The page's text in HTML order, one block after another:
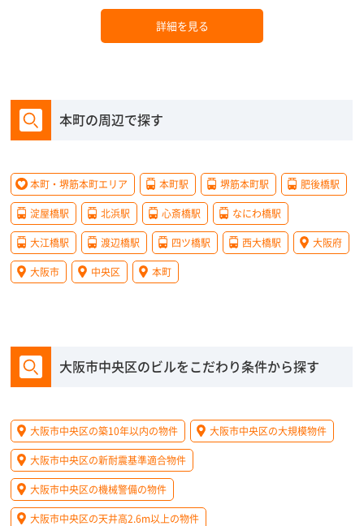
詳細を見る
本町の周辺で探す
本町・堺筋本町エリア 本町駅 堺筋本町駅 肥後橋駅
淀屋橋駅 北浜駅 心斎橋駅 なにわ橋駅
大江橋駅 渡辺橋駅 四ツ橋駅 西大橋駅 大阪府
大阪市 中央区 本町
大阪市中央区のビルをこだわり条件から探す
大阪市中央区の築10年以内の物件 大阪市中央区の大規模物件
大阪市中央区の新耐震基準適合物件
大阪市中央区の機械警備の物件
大阪市中央区の天井高2.6m以上の物件